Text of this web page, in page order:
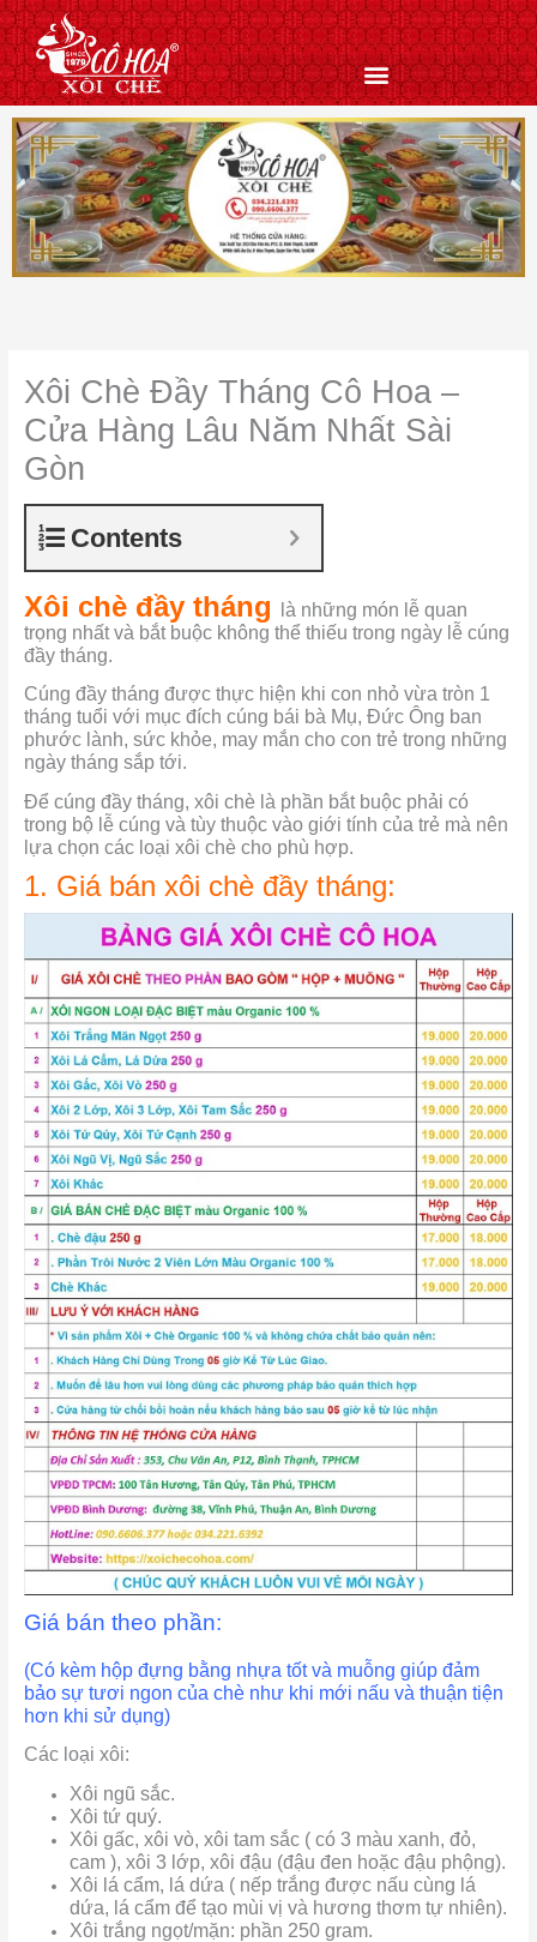
Nhảy
tới
nội
dung
Xôi Chè Đầy Tháng Cô Hoa –
Cửa Hàng Lâu Năm Nhất Sài
Gòn
Contents
Xôi chè đầy tháng
là những món lễ quan
trọng nhất và bắt buộc không thể thiếu trong ngày lễ cúng
đầy tháng.
Cúng đầy tháng được thực hiện khi con nhỏ vừa tròn 1
tháng tuổi với mục đích cúng bái bà Mụ, Đức Ông ban
phước lành, sức khỏe, may mắn cho con trẻ trong những
ngày tháng sắp tới.
Để cúng đầy tháng, xôi chè là phần bắt buộc phải có
trong bộ lễ cúng và tùy thuộc vào giới tính của trẻ mà nên
lựa chọn các loại xôi chè cho phù hợp.
1. Giá bán xôi chè đầy tháng:
Giá bán theo phần:
(Có kèm hộp đựng bằng nhựa tốt và muỗng giúp đảm
bảo sự tươi ngon của chè như khi mới nấu và thuận tiện
hơn khi sử dụng)
Các loại xôi:
Xôi ngũ sắc.
Xôi tứ quý.
Xôi gấc, xôi vò, xôi tam sắc ( có 3 màu xanh, đỏ,
cam ), xôi 3 lớp, xôi đậu (đậu đen hoặc đậu phộng).
Xôi lá cẩm, lá dứa ( nếp trắng được nấu cùng lá
dứa, lá cẩm để tạo mùi vị và hương thơm tự nhiên).
Xôi trắng ngọt/mặn: phần 250 gram.